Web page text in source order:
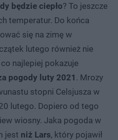
będzie ciepło? To jeszcze
temperatur. Do końca
się na zimę w
lutego również nie
najlepiej pokazuje
pogody luty 2021 . Mrozy
stopni Celsjusza w
lutego. Dopiero od tego
wiosny. Jaka pogoda w
jest niż Lars, który pojawił